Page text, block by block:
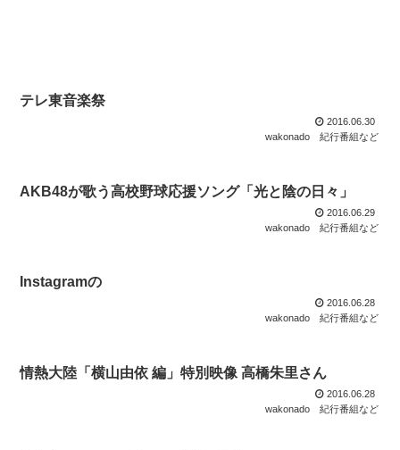
テレ東音楽祭
2016.06.30
wakonado
紀行番組など
AKB48が歌う高校野球応援ソング「光と陰の日々」
2016.06.29
wakonado
紀行番組など
Instagramの
2016.06.28
wakonado
紀行番組など
情熱大陸「横山由依 編」特別映像 高橋朱里さん
2016.06.28
wakonado
紀行番組など